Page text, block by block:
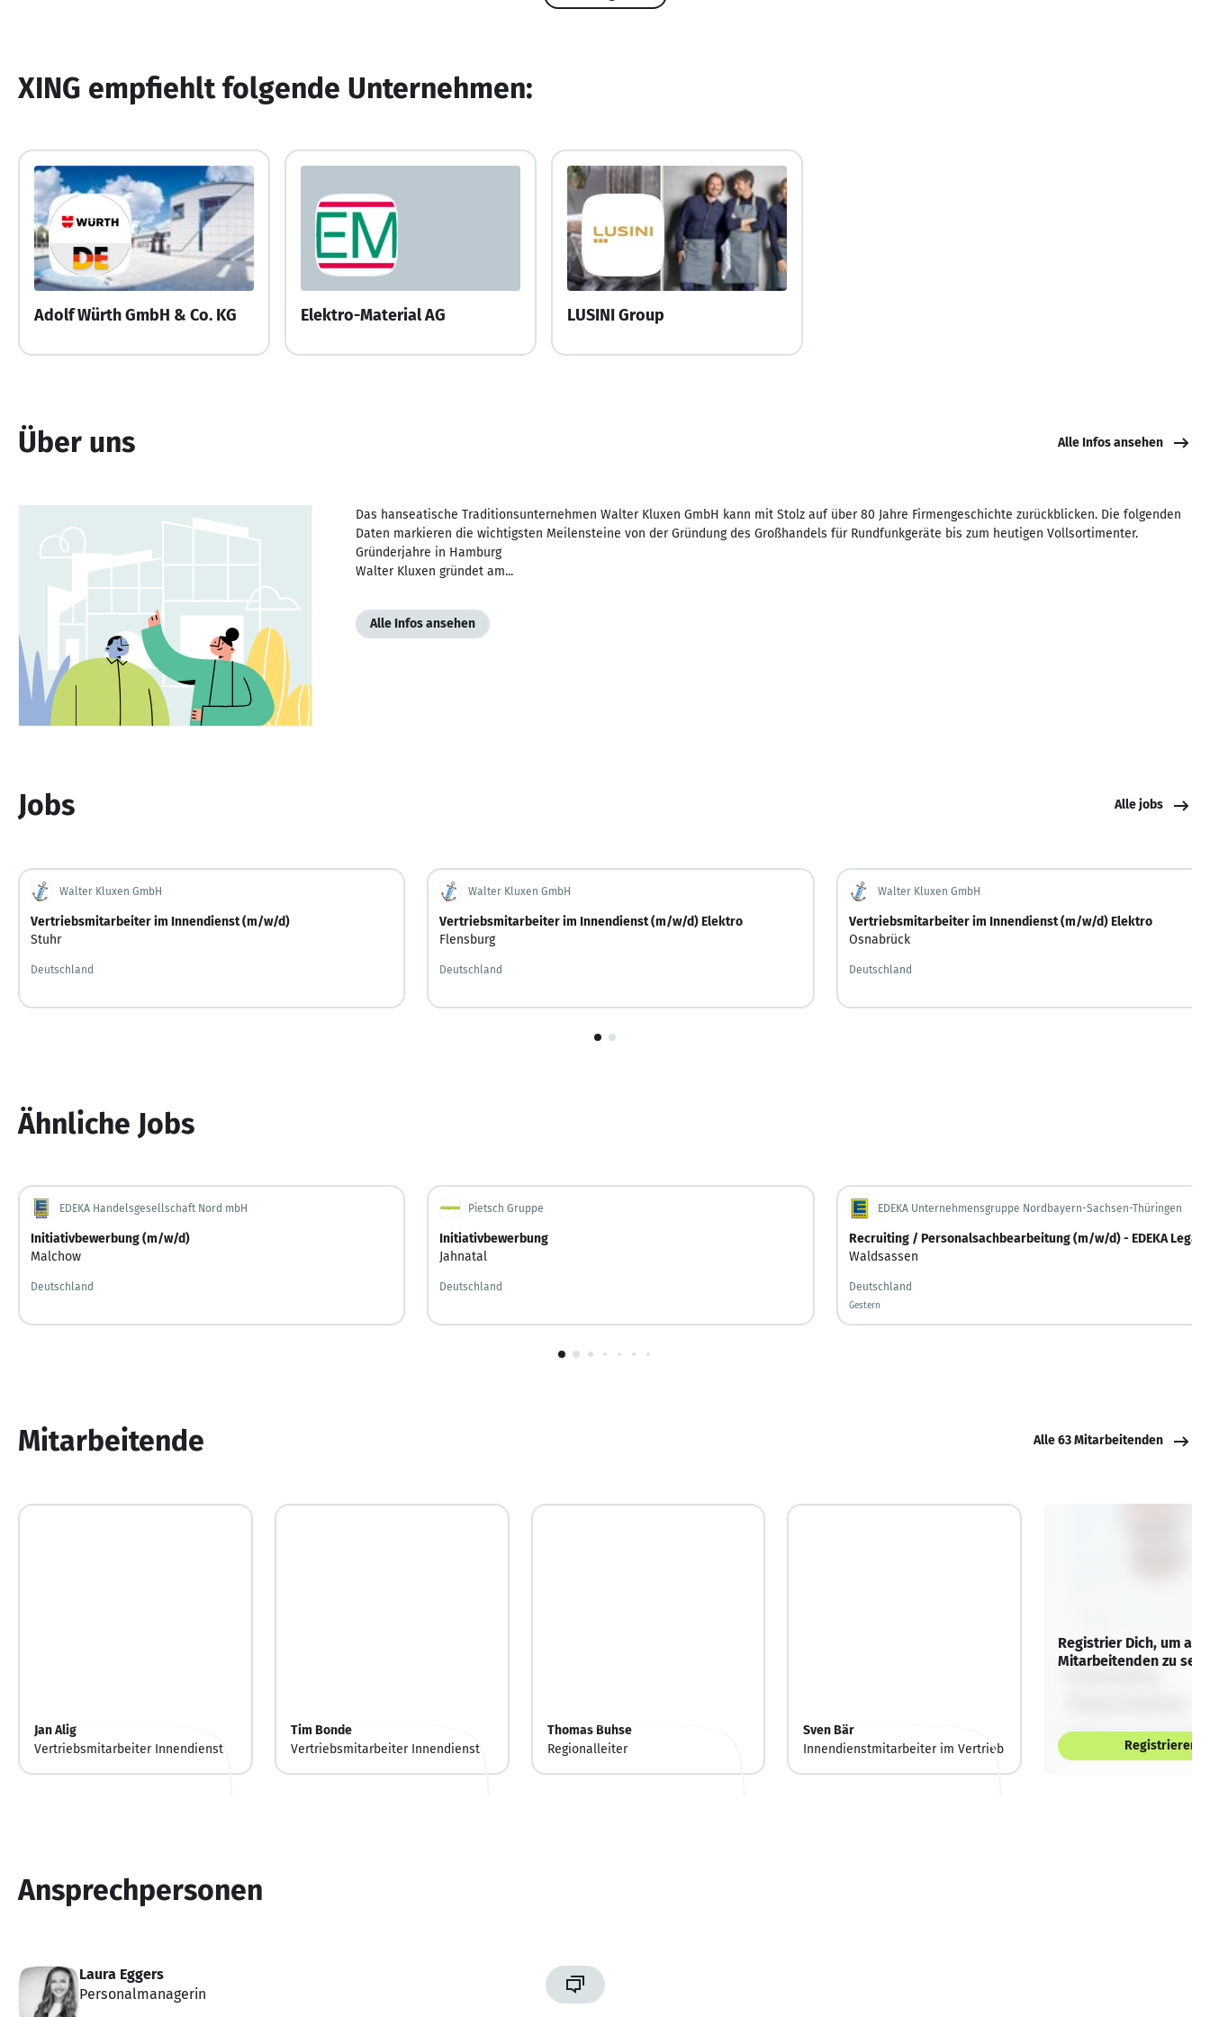
XING empfiehlt folgende Unternehmen:
Adolf Würth GmbH & Co. KG Elektro-Material AG LUSINI Group
Über uns Alle Infos ansehen
Das hanseatische Traditionsunternehmen Walter Kluxen GmbH kann mit Stolz auf über 80 Jahre Firmengeschichte zurückblicken. Die folgenden
Daten markieren die wichtigsten Meilensteine von der Gründung des Großhandels für Rundfunkgeräte bis zum heutigen Vollsortimenter.
Gründerjahre in Hamburg
Walter Kluxen gründet am...
Alle Infos ansehen
Jobs Alle jobs
Walter Kluxen GmbH
Vertriebsmitarbeiter im Innendienst (m/w/d)
Stuhr
Deutschland
Walter Kluxen GmbH
Vertriebsmitarbeiter im Innendienst (m/w/d) Elektro
Flensburg
Deutschland
Walter Kluxen GmbH
Vertriebsmitarbeiter im Innendienst (m/w/d) Elektro
Osnabrück
Deutschland
1
Ähnliche Jobs
EDEKA Handelsgesellschaft Nord mbH
Initiativbewerbung (m/w/d)
Malchow
Deutschland
Pietsch Gruppe
Initiativbewerbung
Jahnatal
Deutschland
EDEKA Unternehmensgruppe Nordbayern-Sachsen-Thüringen
Recruiting / Personalsachbearbeitung (m/w/d) - EDEKA Legat
Waldsassen
Deutschland
Gestern
Gestern veröffentlicht
1
Mitarbeitende Alle 63 Mitarbeitenden
Jan Alig
Vertriebsmitarbeiter Innendienst
Tim Bonde
Vertriebsmitarbeiter Innendienst
Thomas Buhse
Regionalleiter
Sven Bär
Innendienstmitarbeiter im Vertrieb
Registrier Dich, um
Mitarbeitenden zu
Registrieren
Ansprechpersonen
Laura Eggers
Personalmanagerin